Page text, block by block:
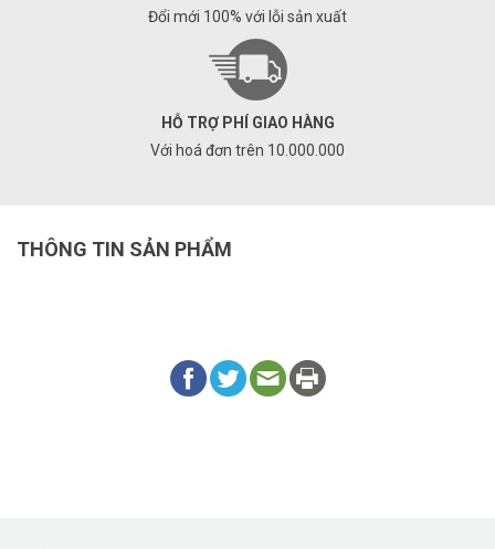
Đổi mới 100% với lỗi sản xuất
HỖ TRỢ PHÍ GIAO HÀNG
Với hoá đơn trên 10.000.000
THÔNG TIN SẢN PHẨM